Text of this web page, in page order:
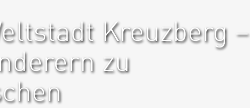
Kreuzberg –
zu